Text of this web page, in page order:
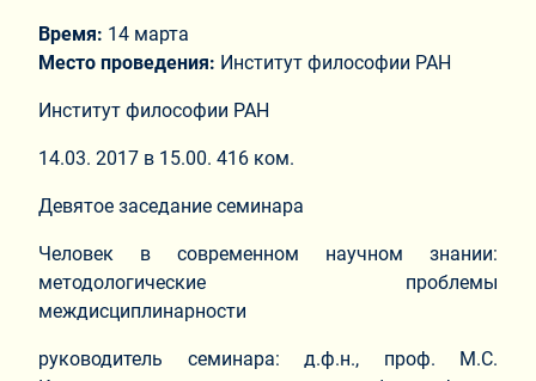
Время: 14 марта
Место проведения: Институт философии РАН
Институт философии РАН
14.03. 2017 в 15.00. 416 ком.
Девятое заседание семинара
Человек в современном научном знании:
методологические проблемы
междисциплинарности
руководитель семинара: д.ф.н., проф. М.С.